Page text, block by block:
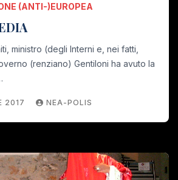
(ANTI-)EUROPEA
ministro (degli Interni e, nei fatti,
(renziano) Gentiloni ha avuto la
2017 NEA-POLIS